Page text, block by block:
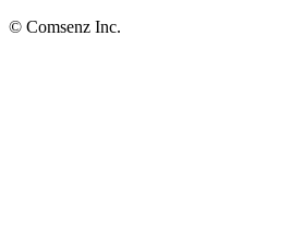
© Comsenz Inc.